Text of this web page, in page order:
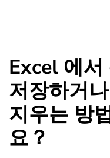
Excel 에
저장하거
지우는 방
요？